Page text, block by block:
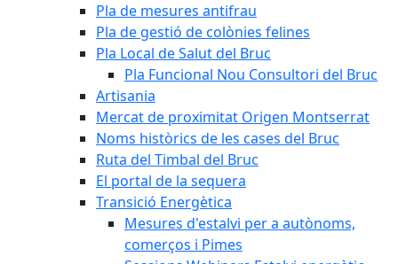
Pla de mesures antifrau
Pla de gestió de colònies felines
Pla Local de Salut del Bruc
Pla Funcional Nou Consultori del Bruc
Artisania
Mercat de proximitat Origen Montserrat
Noms històrics de les cases del Bruc
Ruta del Timbal del Bruc
El portal de la sequera
Transició Energètica
Mesures d'estalvi per a autònoms,
comerços i Pimes